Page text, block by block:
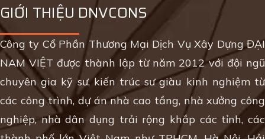
GIỚI THIỆU DNVCONS
Công ty Cổ Phần Thương Mại Dịch Vụ Xây Dựng ĐẠI
NAM VIỆT được thành lập từ năm 2012 với đội ngũ
chuyên gia kỹ sư, kiến trúc sư giàu kinh nghiệm từ
các công trình, dự án nhà cao tầng, nhà xưởng công
nghiệp, nhà dân dụng trải rộng khắp các tỉnh, các